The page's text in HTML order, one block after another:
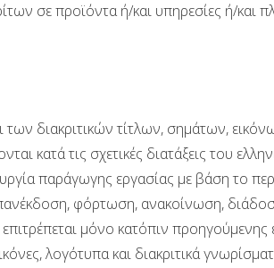
σε προϊόντα ή/και υπηρεσίες ή/
διακριτικών τίτλων, σημάτων,
κατά τις σχετικές διατάξεις του
παράγωγης εργασίας με βάση το
φόρτωση, ανακοίνωση,
μόνο κατόπιν προηγούμενης
λογότυπα και διακριτικά